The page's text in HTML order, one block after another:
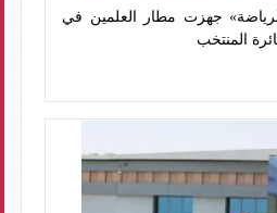
جهزت مطار العلمين في
المنتخب